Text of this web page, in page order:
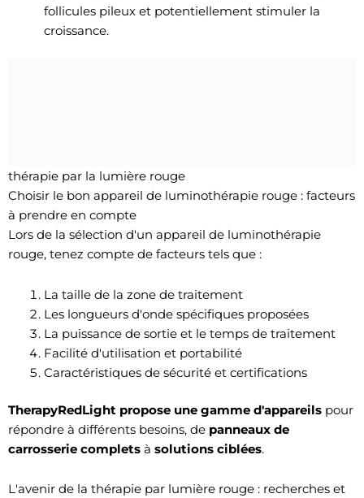
follicules pileux et potentiellement stimuler la
croissance.
thérapie par la lumière rouge
Choisir le bon appareil de luminothérapie rouge : facteurs
à prendre en compte
Lors de la sélection d'un appareil de luminothérapie
rouge, tenez compte de facteurs tels que :
La taille de la zone de traitement
Les longueurs d'onde spécifiques proposées
La puissance de sortie et le temps de traitement
Facilité d'utilisation et portabilité
Caractéristiques de sécurité et certifications
TherapyRedLight propose une gamme d'appareils pour
répondre à différents besoins, de panneaux de
carrosserie complets à solutions ciblées.
L'avenir de la thérapie par lumière rouge : recherches et